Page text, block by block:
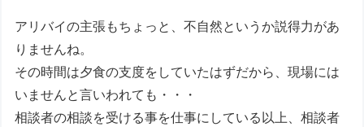
アリバイの主張もちょっと、不自然というか説得力があ
りませんね。
その時間は夕食の支度をしていたはずだから、現場には
いませんと言いわれても・・・
相談者の相談を受ける事を仕事にしている以上、相談者